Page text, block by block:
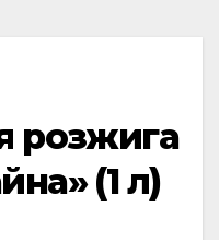
розжига
(1 л)